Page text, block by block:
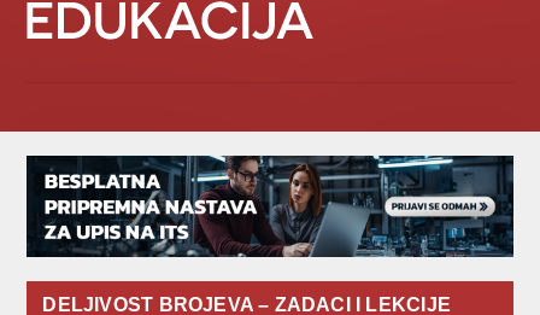
DELJIVOST BROJEVA – ZADACI I LEKCIJE